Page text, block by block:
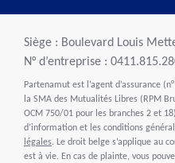
Siège : Boulevard Louis
N° d’entreprise :
Partenamut est l’agent d’assurance
la SMA des Mutualités Libres (RPM
OCM 750/01 pour les branches 2 et
d’information et les conditions
légales. Le droit belge s’applique au
est à vie. En cas de plainte, vous